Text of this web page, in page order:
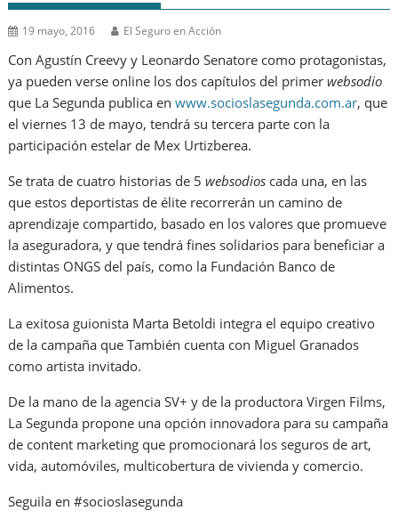
19 mayo, 2016 El Seguro en Acción
Con Agustín Creevy y Leonardo Senatore como protagonistas,
ya pueden verse online los dos capítulos del primerwebsodio
que La Segunda publica enwww.socioslasegunda.com.ar, que
el viernes 13 de mayo, tendrá su tercera parte con la
participación estelar de Mex Urtizberea.
Se trata de cuatro historias de 5websodios cada una, en las
que estos deportistas de élite recorrerán un camino de
aprendizaje compartido, basado en los valores que promueve
la aseguradora, y que tendrá fines solidarios para beneficiar a
distintas ONGS del país, como la Fundación Banco de
Alimentos.
La exitosa guionista Marta Betoldi integra el equipo creativo
de la campaña que También cuenta con Miguel Granados
como artista invitado.
De la mano de la agencia SV+ y de la productora Virgen Films,
La Segunda propone una opción innovadora para su campaña
de content marketing que promocionará los seguros de art,
vida, automóviles, multicobertura de vivienda y comercio.
Seguila en #socioslasegunda